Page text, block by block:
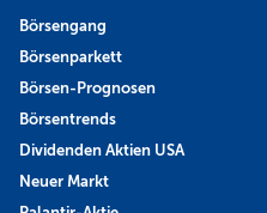
Börsengang
Börsenparkett
Börsen-Prognosen
Börsentrends
Dividenden Aktien USA
Neuer Markt